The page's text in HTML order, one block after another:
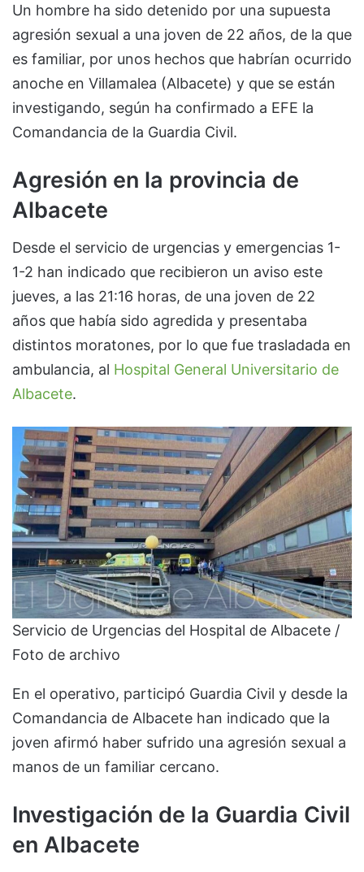
Un hombre ha sido detenido por una supuesta
agresión sexual a una joven de 22 años, de la que
es familiar, por unos hechos que habrían ocurrido
anoche en Villamalea (Albacete) y que se están
investigando, según ha confirmado a EFE la
Comandancia de la Guardia Civil.
Agresión en la provincia de
Albacete
Desde el servicio de urgencias y emergencias 1-
1-2 han indicado que recibieron un aviso este
jueves, a las 21:16 horas, de una joven de 22
años que había sido agredida y presentaba
distintos moratones, por lo que fue trasladada en
ambulancia, al Hospital General Universitario de
Albacete.
Servicio de Urgencias del Hospital de Albacete /
Foto de archivo
En el operativo, participó Guardia Civil y desde la
Comandancia de Albacete han indicado que la
joven afirmó haber sufrido una agresión sexual a
manos de un familiar cercano.
Investigación de la Guardia Civil
en Albacete